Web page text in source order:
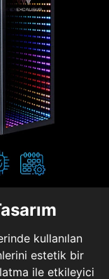
kullanılan
estetik bir
ile etkileyici